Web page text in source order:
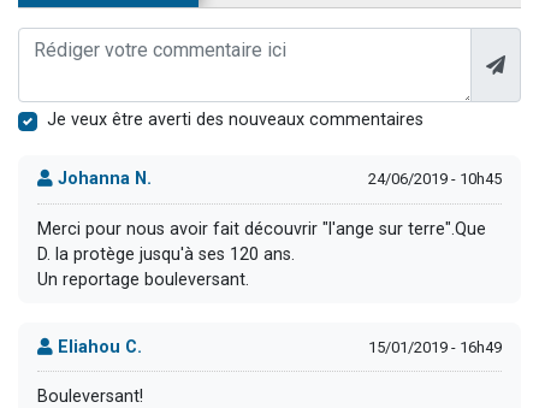
Je veux être averti des nouveaux commentaires
Johanna N. 24/06/2019 - 10h45
Merci pour nous avoir fait découvrir "l'ange sur terre".Que
D. la protège jusqu'à ses 120 ans.
Un reportage bouleversant.
Eliahou C. 15/01/2019 - 16h49
Bouleversant!